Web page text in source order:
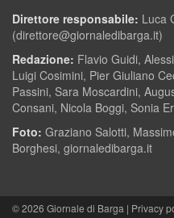
Direttore responsabile: Luca
(direttore@giornaledibarga.it)
Redazione: Flavio Guidi,
Luigi Cosimini, Pier Giuliano
Passini, Sara Moscardini,
Consani, Nicola Boggi, Sonia
Foto: Graziano Salotti,
Borghesi, giornaledibarga.it
© 2026 Giornale di Barga | Privacy